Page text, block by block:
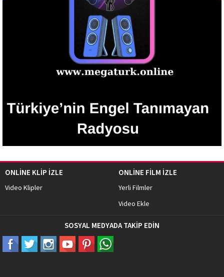
ONLİNE KLİP İZLE
Video Klipler
ONLİNE FİLM İZLE
Yerli Filmler
Video Ekle
SOSYAL MEDYADA TAKİP EDİN